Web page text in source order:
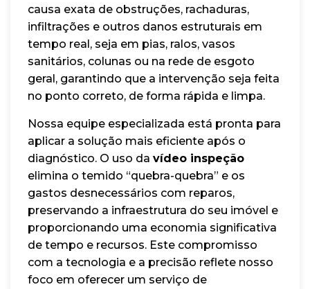
causa exata de obstruções, rachaduras,
infiltrações e outros danos estruturais em
tempo real, seja em pias, ralos, vasos
sanitários, colunas ou na rede de esgoto
geral, garantindo que a intervenção seja feita
no ponto correto, de forma rápida e limpa.
Nossa equipe especializada está pronta para
aplicar a solução mais eficiente após o
diagnóstico. O uso da vídeo inspeção
elimina o temido “quebra-quebra” e os
gastos desnecessários com reparos,
preservando a infraestrutura do seu imóvel e
proporcionando uma economia significativa
de tempo e recursos. Este compromisso
com a tecnologia e a precisão reflete nosso
foco em oferecer um serviço de